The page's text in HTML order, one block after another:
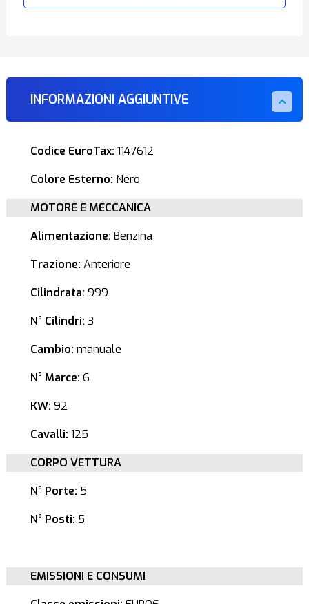
INFORMAZIONI AGGIUNTIVE
Codice EuroTax: 1147612
Colore Esterno: Nero
MOTORE E MECCANICA
Alimentazione: Benzina
Trazione: Anteriore
Cilindrata: 999
N° Cilindri: 3
Cambio: manuale
N° Marce: 6
KW: 92
Cavalli: 125
CORPO VETTURA
N° Porte: 5
N° Posti: 5
EMISSIONI E CONSUMI